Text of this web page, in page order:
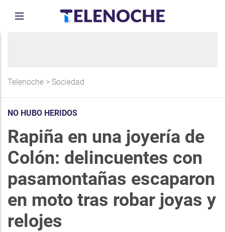
Telenoche > Sociedad
NO HUBO HERIDOS
Rapiña en una joyería de
Colón: delincuentes con
pasamontañas escaparon
en moto tras robar joyas y
relojes